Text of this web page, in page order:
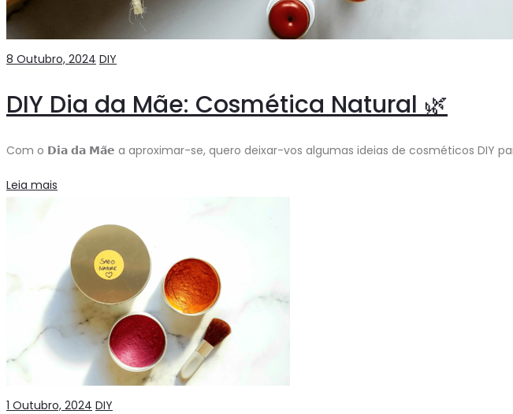
8 Outubro, 2024 DIY
DIY Dia da Mãe: Cosmética Natural 🌿
Com o 𝗗𝗶𝗮 𝗱𝗮 𝗠𝗮̃𝗲 a aproximar-se, quero deixar-vos algumas ideias de cosméticos DIY
Leia mais
1 Outubro, 2024 DIY